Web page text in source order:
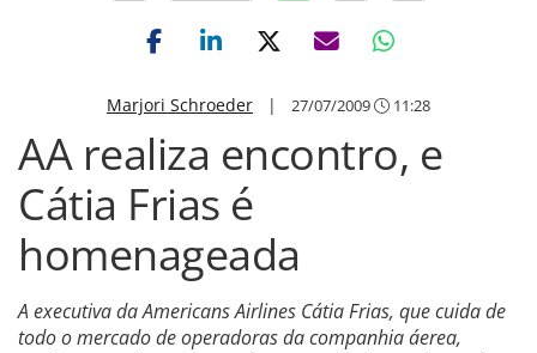
Marjori Schroeder | 27/07/2009 11:28
AA realiza encontro, e
Cátia Frias é
homenageada
A executiva da Americans Airlines Cátia Frias, que cuida de
todo o mercado de operadoras da companhia áerea,